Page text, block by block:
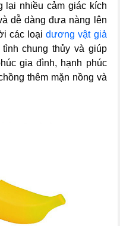
lại nhiều cảm giác kích
dễ dàng đưa nàng lên
các loạidương vật giả
chung thủy và giúp
gia đình, hạnh phúc
thêm mặn nồng và